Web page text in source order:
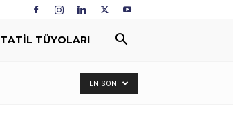
TATIL TÜYOLARI
EN SON